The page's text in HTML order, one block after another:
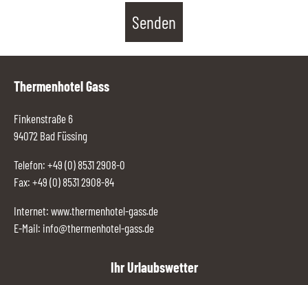
Thermenhotel Gass
Finkenstraße 6
94072 Bad Füssing
Telefon: +49 (0) 8531 2908-0
Fax: +49 (0) 8531 2908-84
Internet: www.thermenhotel-gass.de
E-Mail: info@thermenhotel-gass.de
Ihr Urlaubswetter